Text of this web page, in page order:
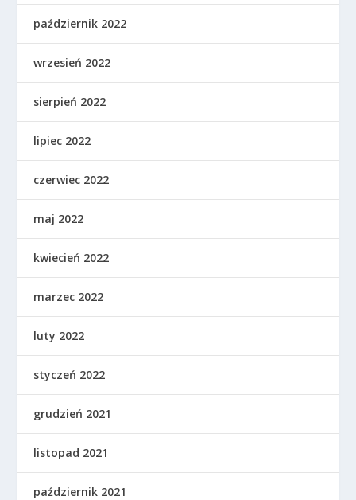
październik 2022
wrzesień 2022
sierpień 2022
lipiec 2022
czerwiec 2022
maj 2022
kwiecień 2022
marzec 2022
luty 2022
styczeń 2022
grudzień 2021
listopad 2021
październik 2021